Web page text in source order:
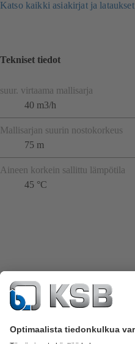
Katso kaikki asiakirjat ja lataukset
Tekniset tiedot
suur. virtaama mallisarja
40 m3/h
Mallisarjan suurin nostokorkeus
75 m
Aineen korkein sallittu lämpötila
45 °C